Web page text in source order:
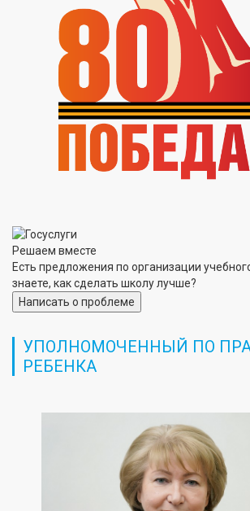
Решаем вместе
Есть предложения по организации
знаете, как сделать школу лучше?
Написать о проблеме
УПОЛНОМОЧЕННЫЙ ПО
РЕБЕНКА